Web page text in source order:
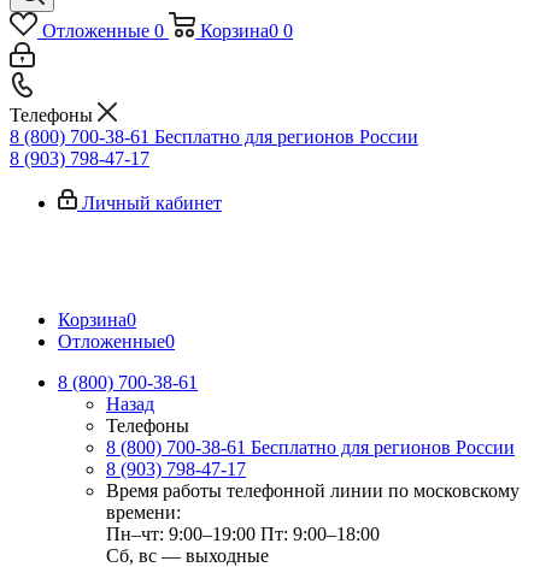
Отложенные 0 Корзина0 0
Телефоны
8 (800) 700-38-61 Бесплатно для регионов России
8 (903) 798-47-17
Личный кабинет
Корзина0
Отложенные0
8 (800) 700-38-61
Назад
Телефоны
8 (800) 700-38-61 Бесплатно для регионов России
8 (903) 798-47-17
Время работы телефонной линии по московскому
времени:
Пн–чт: 9:00–19:00 Пт: 9:00–18:00
Сб, вс — выходные